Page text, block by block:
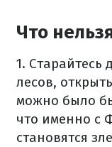
Что
1. Старайтесь
лесов,
можно было
что именно с
становятся